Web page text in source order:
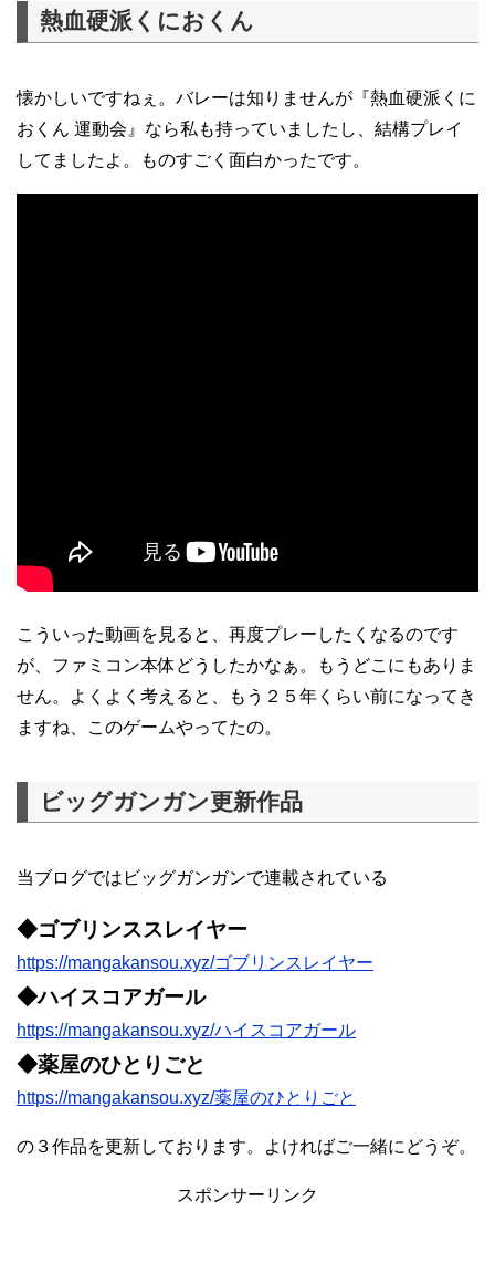
熱血硬派くにおくん
懐かしいですねぇ。バレーは知りませんが『熱血硬派くに
おくん 運動会』なら私も持っていましたし、結構プレイ
してましたよ。ものすごく面白かったです。
こういった動画を見ると、再度プレーしたくなるのです
が、ファミコン本体どうしたかなぁ。もうどこにもありま
せん。よくよく考えると、もう２５年くらい前になってき
ますね、このゲームやってたの。
ビッグガンガン更新作品
当ブログではビッグガンガンで連載されている
◆ゴブリンススレイヤー
https://mangakansou.xyz/ゴブリンスレイヤー
◆ハイスコアガール
https://mangakansou.xyz/ハイスコアガール
◆薬屋のひとりごと
https://mangakansou.xyz/薬屋のひとりごと
の３作品を更新しております。よければご一緒にどうぞ。
スポンサーリンク